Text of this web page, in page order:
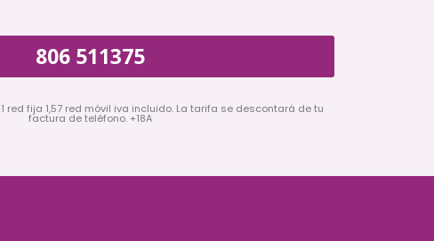
806 511375
red fija 1,57 red móvil iva incluido. La tarifa se descontará de tu
factura de teléfono. +18A